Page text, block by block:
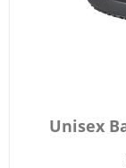
Unisex